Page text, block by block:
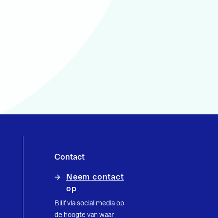
Contact
Neem contact
op
Blijf via social media op
de hoogte van waar